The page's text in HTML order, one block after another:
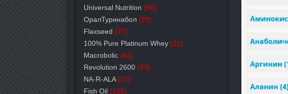
Universal Nutrition (90)
ОралТуринабол (29)
Flaxseed (27)
100% Pure Platinum Whey (21)
Macrobolic (61)
Revolution 2600 (34)
NA-R-ALA (27)
Fish Oil (135)